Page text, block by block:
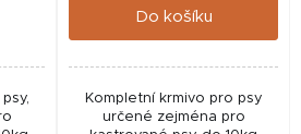
Do košíku
Kompletní krmivo pro psy
určené zejména pro